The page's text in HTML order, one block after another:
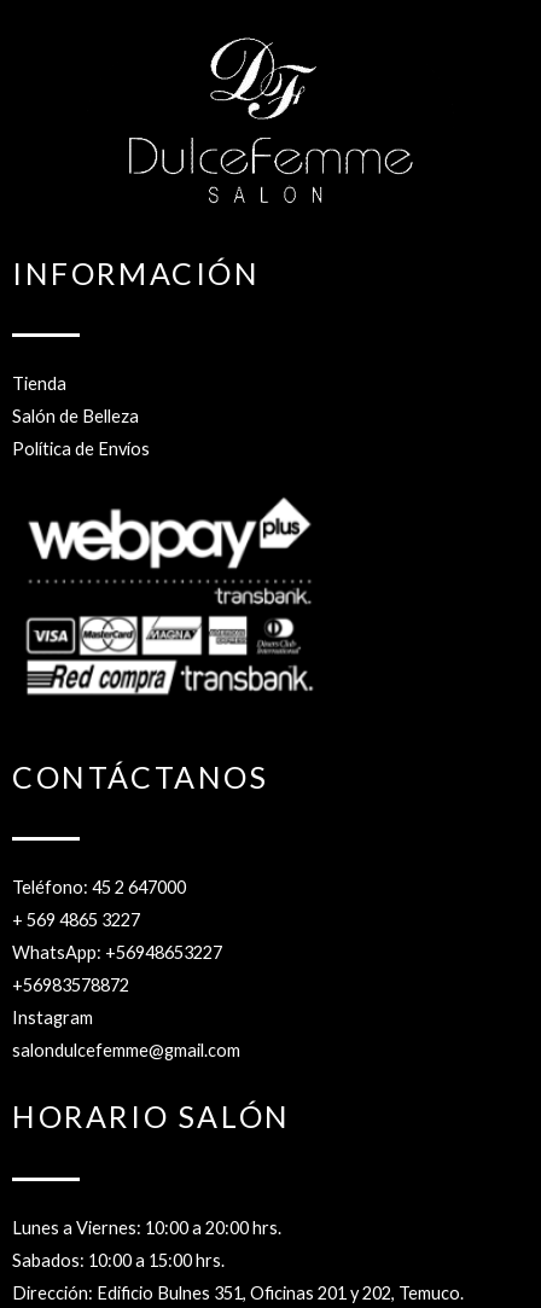
INFORMACIÓN
Tienda
Salón de Belleza
Política de Envíos
CONTÁCTANOS
Teléfono: 45 2 647000
+ 569 4865 3227
WhatsApp: +56948653227
+56983578872
Instagram
salondulcefemme@gmail.com
HORARIO SALÓN
Lunes a Viernes: 10:00 a 20:00 hrs.
Sabados: 10:00 a 15:00 hrs.
Dirección: Edificio Bulnes 351, Oficinas 201 y 202, Temuco.